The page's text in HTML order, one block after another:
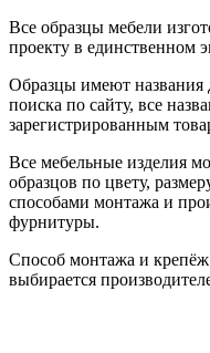
Все образцы мебели
проекту в единственном
Образцы имеют названия
поиска по сайту, все
зарегистрированным
Все мебельные изделия
образцов по цвету,
способами монтажа и
фурнитуры.
Способ монтажа и
выбирается